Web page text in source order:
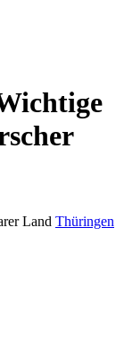
Land Thüringen